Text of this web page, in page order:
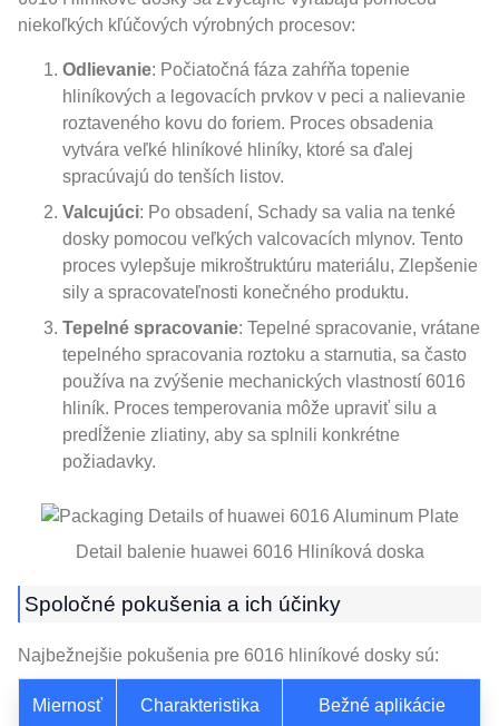
niekoľkých kľúčových výrobných procesov:
Odlievanie: Počiatočná fáza zahŕňa topenie
hliníkových a legovacích prvkov v peci a nalievanie
roztaveného kovu do foriem. Proces obsadenia
vytvára veľké hliníkové hliníky, ktoré sa ďalej
spracúvajú do tenších listov.
Valcujúci: Po obsadení, Schady sa valia na tenké
dosky pomocou veľkých valcovacích mlynov. Tento
proces vylepšuje mikroštruktúru materiálu, Zlepšenie
sily a spracovateľnosti konečného produktu.
Tepelné spracovanie: Tepelné spracovanie, vrátane
tepelného spracovania roztoku a starnutia, sa často
používa na zvýšenie mechanických vlastností 6016
hliník. Proces temperovania môže upraviť silu a
predĺženie zliatiny, aby sa splnili konkrétne
požiadavky.
Detail balenie huawei 6016 Hliníková doska
Spoločné pokušenia a ich účinky
Najbežnejšie pokušenia pre 6016 hliníkové dosky sú:
Miernosť Charakteristika Bežné aplikácie